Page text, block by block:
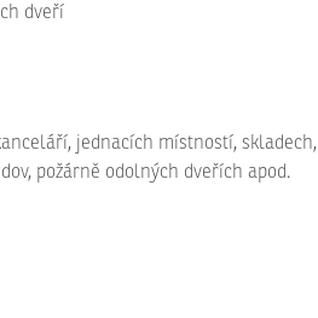
dveří
jednacích místností, skladech,
požárně odolných dveřích apod.